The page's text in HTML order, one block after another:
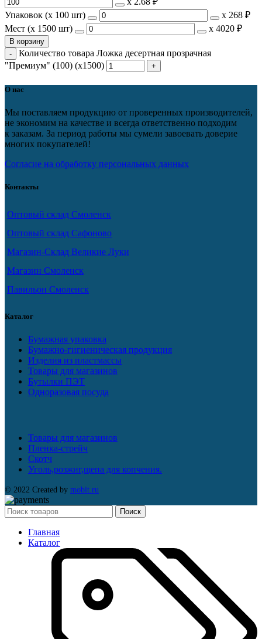
Упаковок (x 100 шт)
х 268 ₽
Мест (x 1500 шт)
х 4020 ₽
В корзину
Количество товара Ложка десертная прозрачная
"Премиум" (100) (х1500)
О нас
Мы поставляем продукцию от проверенных производителей,
не экономим на качестве и всегда ответственно подходим
к заказам. За период работы мы сумели завоевать доверие
многих покупателей!
Согласие на обработку персональных данных
Контакты
Оптовый склад Смоленск
Оптовый склад Сафоново
Магазин-Склад Великие Луки
Магазин Смоленск
Павильон Смоленск
Каталог
Бумажная упаковка
Бумажно-гигиеническая продукция
Изделия из пластмассы
Товары для магазинов
Бутылки ПЭТ
Одноразовая посуда
Товары для магазинов
Пленка-стрейч
Скотч
Уголь,розжиг,щепа для копчения.
© 2022 Created by mobit.ru
Поиск
Главная
Каталог